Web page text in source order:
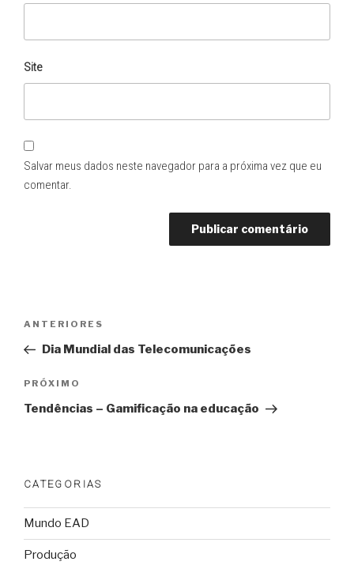
Site
Salvar meus dados neste navegador para a próxima vez que eu
comentar.
Post
Post
anterior
ANTERIORES
Dia Mundial das Telecomunicações
Próximo
post
PRÓXIMO
Tendências – Gamificação na educação
CATEGORIAS
Mundo EAD
Produção